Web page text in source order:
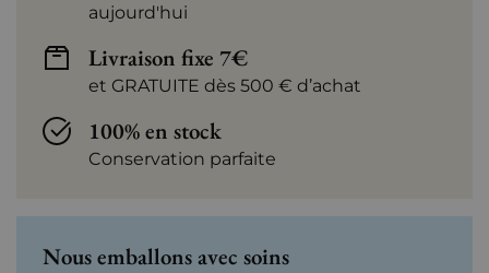
aujourd'hui
Livraison fixe 7€
et GRATUITE dès 500 € d’achat
100% en stock
Conservation parfaite
Nous emballons avec soins